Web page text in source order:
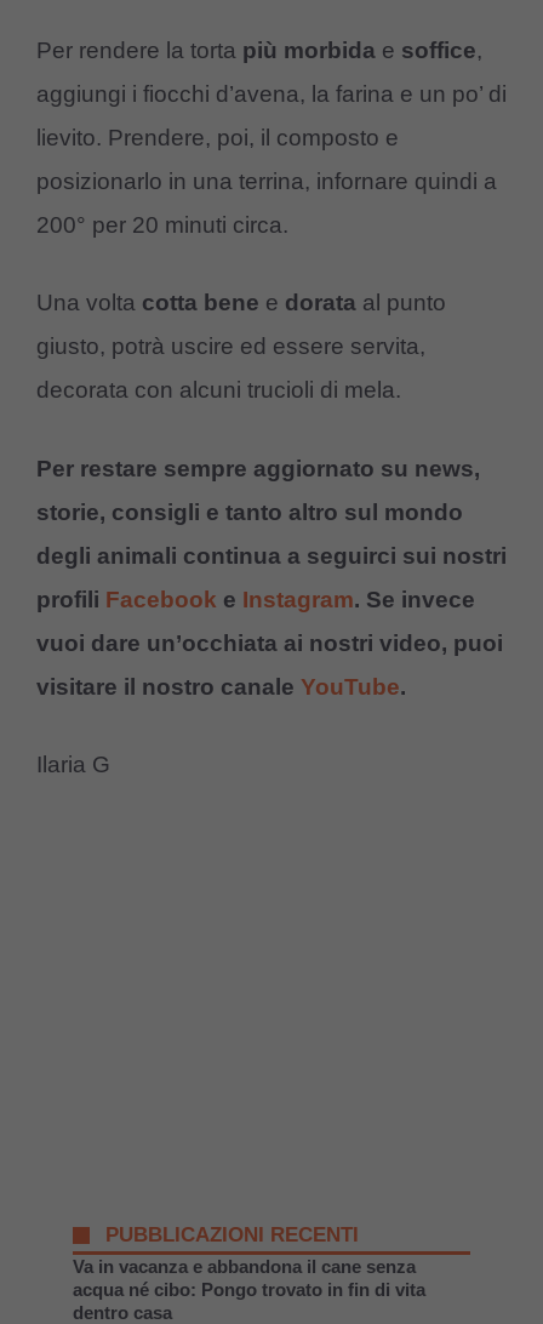
Per rendere la torta più morbida e soffice,
aggiungi i fiocchi d’avena, la farina e un po’ di
lievito. Prendere, poi, il composto e
posizionarlo in una terrina, infornare quindi a
200° per 20 minuti circa.
Una volta cotta bene e dorata al punto
giusto, potrà uscire ed essere servita,
decorata con alcuni trucioli di mela.
Per restare sempre aggiornato su news,
storie, consigli e tanto altro sul mondo
degli animali continua a seguirci sui nostri
profili Facebook e Instagram. Se invece
vuoi dare un’occhiata ai nostri video, puoi
visitare il nostro canale YouTube.
Ilaria G
PUBBLICAZIONI RECENTI
Va in vacanza e abbandona il cane senza
acqua né cibo: Pongo trovato in fin di vita
dentro casa